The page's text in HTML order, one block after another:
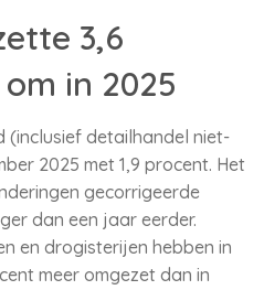
3,6
in 2025
(inclusief detailhandel niet-
2025 met 1,9 procent. Het
gecorrigeerde
dan een jaar eerder.
en drogisterijen hebben in
meer omgezet dan in